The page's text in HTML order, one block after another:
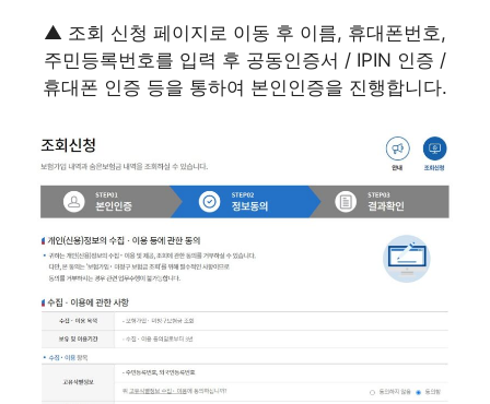
▲ 조회 신청 페이지로 이동 후 이름, 휴대폰번호,
주민등록번호를 입력 후 공동인증서 / IPIN 인증 /
휴대폰 인증 등을 통하여 본인인증을 진행합니다.